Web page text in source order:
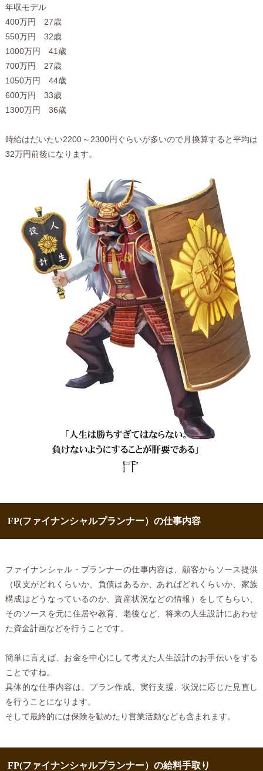
年収モデル
400万円 27歳
550万円 32歳
1000万円 41歳
700万円 27歳
1050万円 44歳
600万円 33歳
1300万円 36歳
時給はだいたい2200～2300円ぐらいが多いので月換算すると平均は
32万円前後になります。
FP(ファイナンシャルプランナー）の仕事内容
ファイナンシャル・プランナーの仕事内容は、顧客からソース提供
（収支がどれくらいか、負債はあるか、あればどれくらいか、家族
構成はどうなっているのか、資産状況などの情報）をしてもらい、
そのソースを元に住居や教育、老後など、将来の人生設計にあわせ
た資金計画などを行うことです。
簡単に言えば、お金を中心にして考えた人生設計のお手伝いをする
ことですね。
具体的な仕事内容は、プラン作成、実行支援、状況に応じた見直し
を行うことになります。
そして最終的には保険を勧めたり営業活動なども含まれます。
FP(ファイナンシャルプランナー）の給料手取り